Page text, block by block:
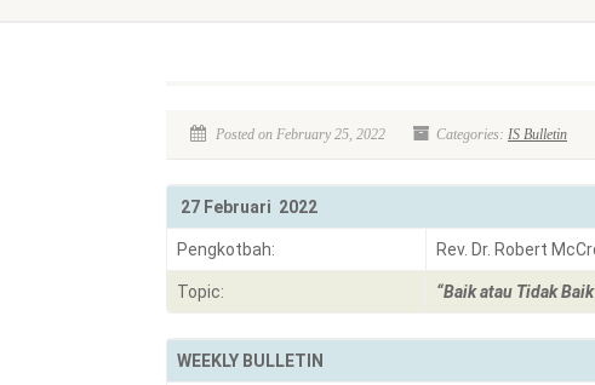
Posted on February 25, 2022 Categories: IS Bulletin
27 Februari 2022
Pengkotbah: Rev. Dr. Robert
Topic: “Baik atau Tidak
WEEKLY BULLETIN